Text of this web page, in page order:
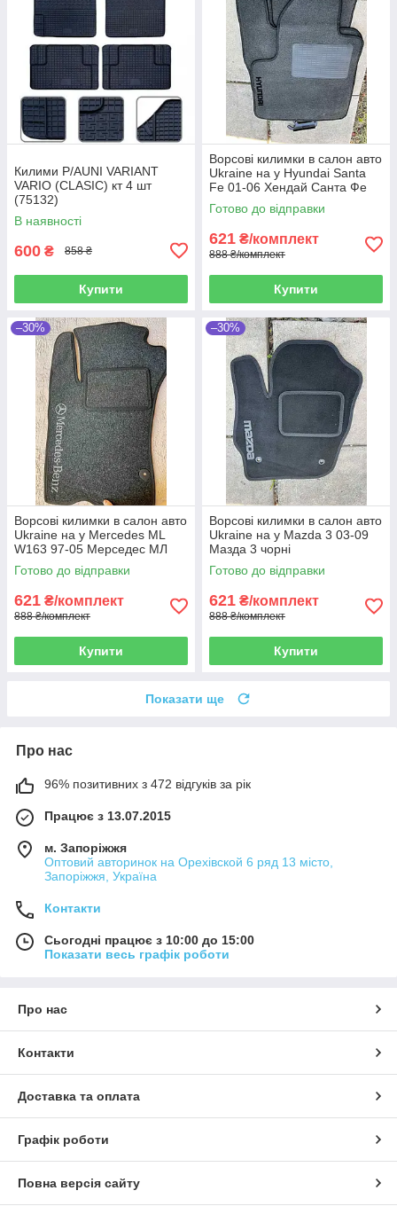
Килими P/AUNI VARIANT
VARIO (CLASIC) кт 4 шт
(75132)
В наявності
600 ₴ 858 ₴
Купити
Ворсові килимки в салон авто
Ukraine на у Hyundai Santa
Fe 01-06 Хендай Санта Фе
сірі
Готово до відправки
621 ₴/комплект
888 ₴/комплект
Купити
–30%
Ворсові килимки в салон авто
Ukraine на у Mercedes ML
W163 97-05 Мерседес МЛ
чорні
Готово до відправки
621 ₴/комплект
888 ₴/комплект
Купити
–30%
Ворсові килимки в салон авто
Ukraine на у Mazda 3 03-09
Мазда 3 чорні
Готово до відправки
621 ₴/комплект
888 ₴/комплект
Купити
Показати ще
Про нас
96% позитивних з 472 відгуків за рік
Працює з 13.07.2015
м. Запоріжжя
Оптовий авторинок на Орехівской 6 ряд 13 місто,
Запоріжжя, Україна
Контакти
Сьогодні працює з 10:00 до 15:00
Показати весь графік роботи
Про нас
Контакти
Доставка та оплата
Графік роботи
Повна версія сайту